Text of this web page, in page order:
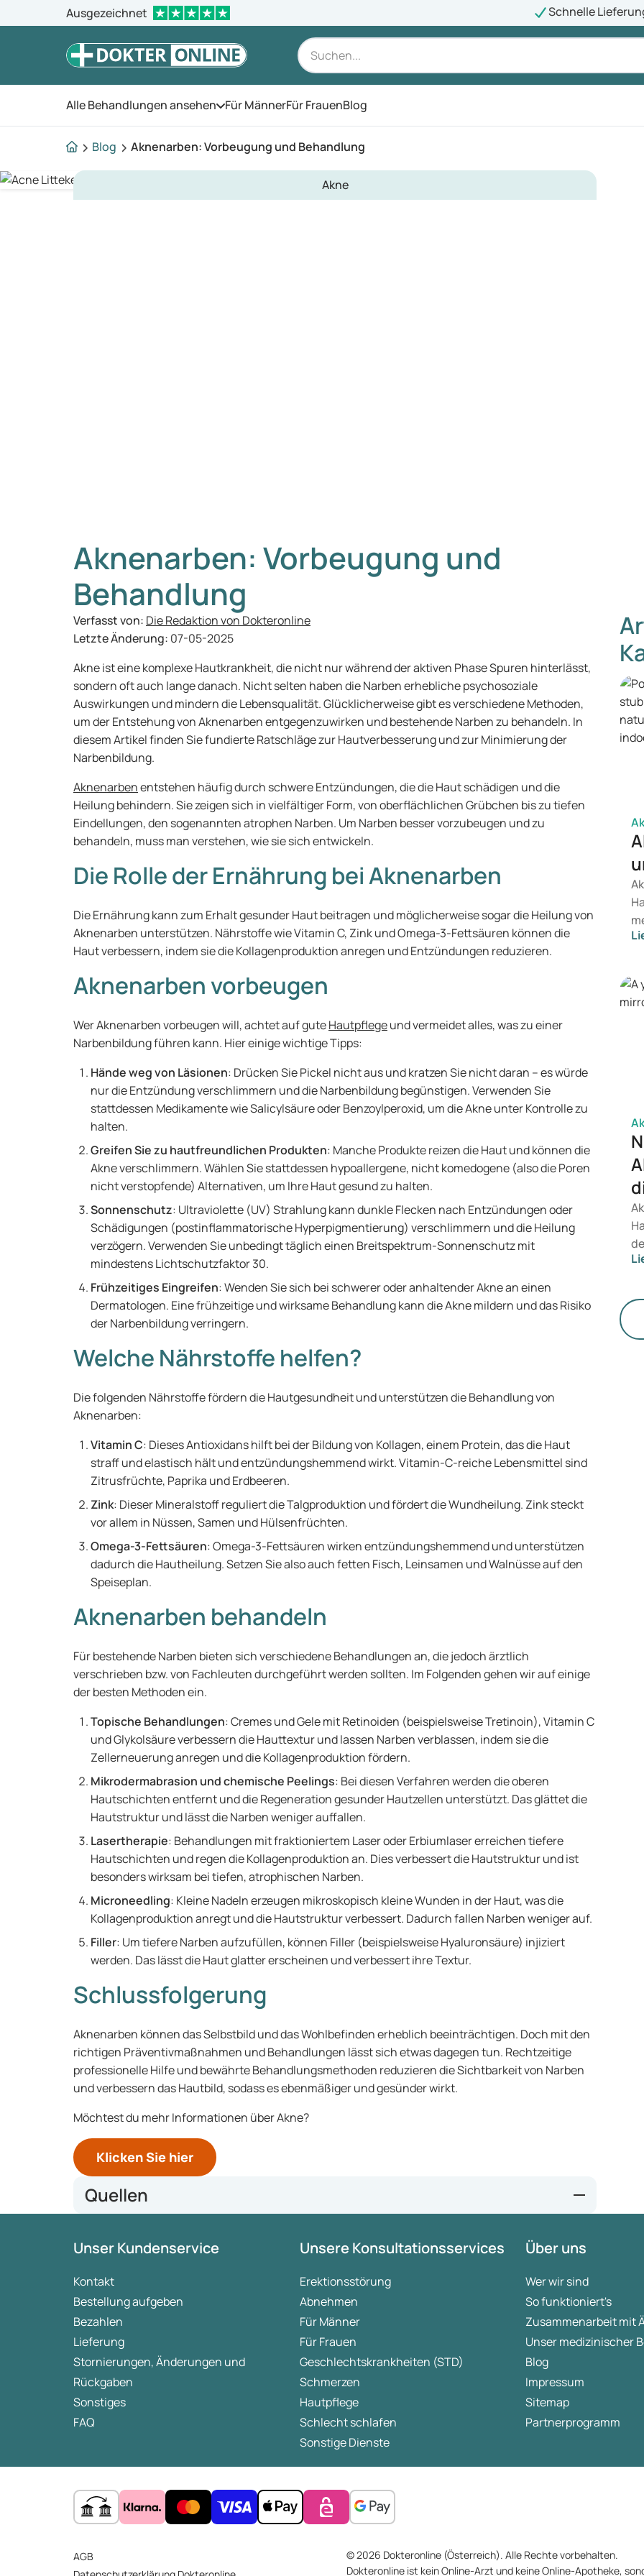
Ausgezeichnet Schnelle
Alle Behandlungen ansehen Öffnen Sie das Menü
Für MännerFür FrauenBlog
Blog Aknenarben: Vorbeugung und Behandlung
Akne
Aknenarben: Vorbeugung und
Behandlung
Verfasst von: Die Redaktion von Dokteronline
Letzte Änderung: 07-05-2025
Akne ist eine komplexe Hautkrankheit, die nicht nur während der aktiven Phase Spuren hinterlässt,
sondern oft auch lange danach. Nicht selten haben die Narben erhebliche psychosoziale
Auswirkungen und mindern die Lebensqualität. Glücklicherweise gibt es verschiedene Methoden,
um der Entstehung von Aknenarben entgegenzuwirken und bestehende Narben zu behandeln. In
diesem Artikel finden Sie fundierte Ratschläge zur Hautverbesserung und zur Minimierung der
Narbenbildung.
Aknenarbenentstehen häufig durch schwere Entzündungen, die die Haut schädigen und die
Heilung behindern. Sie zeigen sich in vielfältiger Form, von oberflächlichen Grübchen bis zu tiefen
Eindellungen, den sogenannten atrophen Narben. Um Narben besser vorzubeugen und zu
behandeln, muss man verstehen, wie sie sich entwickeln.
Die Rolle der Ernährung bei Aknenarben
Die Ernährung kann zum Erhalt gesunder Haut beitragen und möglicherweise sogar die Heilung von
Aknenarben unterstützen. Nährstoffe wie Vitamin C, Zink und Omega-3-Fettsäuren können die
Haut verbessern, indem sie die Kollagenproduktion anregen und Entzündungen reduzieren.
Aknenarben vorbeugen
Wer Aknenarben vorbeugen will, achtet auf guteHautpflegeund vermeidet alles, was zu einer
Narbenbildung führen kann. Hier einige wichtige Tipps:
Hände weg von Läsionen: Drücken Sie Pickel nicht aus und kratzen Sie nicht daran – es würde
nur die Entzündung verschlimmern und die Narbenbildung begünstigen. Verwenden Sie
stattdessen Medikamente wie Salicylsäure oder Benzoylperoxid, um die Akne unter Kontrolle zu
halten.
Greifen Sie zu hautfreundlichen Produkten: Manche Produkte reizen die Haut und können die
Akne verschlimmern. Wählen Sie stattdessen hypoallergene, nicht komedogene (also die Poren
nicht verstopfende) Alternativen, um Ihre Haut gesund zu halten.
Sonnenschutz: Ultraviolette (UV) Strahlung kann dunkle Flecken nach Entzündungen oder
Schädigungen (postinflammatorische Hyperpigmentierung) verschlimmern und die Heilung
verzögern. Verwenden Sie unbedingt täglich einen Breitspektrum-Sonnenschutz mit
mindestens Lichtschutzfaktor 30.
Frühzeitiges Eingreifen: Wenden Sie sich bei schwerer oder anhaltender Akne an einen
Dermatologen. Eine frühzeitige und wirksame Behandlung kann die Akne mildern und das Risiko
der Narbenbildung verringern.
Welche Nährstoffe helfen?
Die folgenden Nährstoffe fördern die Hautgesundheit und unterstützen die Behandlung von
Aknenarben:
Vitamin C: Dieses Antioxidans hilft bei der Bildung von Kollagen, einem Protein, das die Haut
straff und elastisch hält und entzündungshemmend wirkt. Vitamin-C-reiche Lebensmittel sind
Zitrusfrüchte, Paprika und Erdbeeren.
Zink: Dieser Mineralstoff reguliert die Talgproduktion und fördert die Wundheilung. Zink steckt
vor allem in Nüssen, Samen und Hülsenfrüchten.
Omega-3-Fettsäuren: Omega-3-Fettsäuren wirken entzündungshemmend und unterstützen
dadurch die Hautheilung. Setzen Sie also auch fetten Fisch, Leinsamen und Walnüsse auf den
Speiseplan.
Aknenarben behandeln
Für bestehende Narben bieten sich verschiedene Behandlungen an, die jedoch ärztlich
verschrieben bzw. von Fachleuten durchgeführt werden sollten. Im Folgenden gehen wir auf einige
der besten Methoden ein.
Topische Behandlungen: Cremes und Gele mit Retinoiden (beispielsweise Tretinoin), Vitamin C
und Glykolsäure verbessern die Hauttextur und lassen Narben verblassen, indem sie die
Zellerneuerung anregen und die Kollagenproduktion fördern.
Mikrodermabrasion und chemische Peelings: Bei diesen Verfahren werden die oberen
Hautschichten entfernt und die Regeneration gesunder Hautzellen unterstützt. Das glättet die
Hautstruktur und lässt die Narben weniger auffallen.
Lasertherapie: Behandlungen mit fraktioniertem Laser oder Erbiumlaser erreichen tiefere
Hautschichten und regen die Kollagenproduktion an. Dies verbessert die Hautstruktur und ist
besonders wirksam bei tiefen, atrophischen Narben.
Microneedling: Kleine Nadeln erzeugen mikroskopisch kleine Wunden in der Haut, was die
Kollagenproduktion anregt und die Hautstruktur verbessert. Dadurch fallen Narben weniger auf.
Filler: Um tiefere Narben aufzufüllen, können Filler (beispielsweise Hyaluronsäure) injiziert
werden. Das lässt die Haut glatter erscheinen und verbessert ihre Textur.
Schlussfolgerung
Aknenarben können das Selbstbild und das Wohlbefinden erheblich beeinträchtigen. Doch mit den
richtigen Präventivmaßnahmen und Behandlungen lässt sich etwas dagegen tun. Rechtzeitige
professionelle Hilfe und bewährte Behandlungsmethoden reduzieren die Sichtbarkeit von Narben
und verbessern das Hautbild, sodass es ebenmäßiger und gesünder wirkt.
Möchtest du mehr Informationen über Akne?
Klicken Sie hier
Quellen
Mayo Clinic - Acne Scars: What's the Best Treatment?
Unser Kundenservice
Kontakt
Bestellung aufgeben
Bezahlen
Lieferung
Stornierungen, Änderungen und
Rückgaben
Sonstiges
FAQ
Unsere Konsultationsservices
Erektionsstörung
Abnehmen
Für Männer
Für Frauen
Geschlechtskrankheiten (STD)
Schmerzen
Hautpflege
Schlecht schlafen
Sonstige Dienste
Über uns
Wer wir sind
So funktioniert's
Zusammenarbeit mit
Unser medizinischer
Blog
Impressum
Sitemap
Partnerprogramm
AGB
© 2026 Dokteronline (Österreich). Alle Rechte vorbehalten.
Dokteronline ist kein Online-Arzt und keine Online-Apotheke,